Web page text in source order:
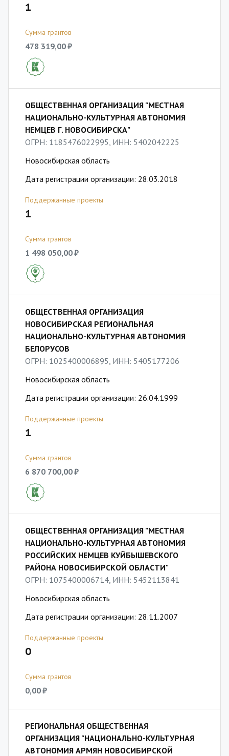
1
Сумма грантов
478 319,00 ₽
ОБЩЕСТВЕННАЯ ОРГАНИЗАЦИЯ "МЕСТНАЯ
НАЦИОНАЛЬНО-КУЛЬТУРНАЯ АВТОНОМИЯ
НЕМЦЕВ Г. НОВОСИБИРСКА"
ОГРН: 1185476022995, ИНН: 5402042225
Новосибирская область
Дата регистрации организации: 28.03.2018
Поддержанные проекты
1
Сумма грантов
1 498 050,00 ₽
ОБЩЕСТВЕННАЯ ОРГАНИЗАЦИЯ
НОВОСИБИРСКАЯ РЕГИОНАЛЬНАЯ
НАЦИОНАЛЬНО-КУЛЬТУРНАЯ АВТОНОМИЯ
БЕЛОРУСОВ
ОГРН: 1025400006895, ИНН: 5405177206
Новосибирская область
Дата регистрации организации: 26.04.1999
Поддержанные проекты
1
Сумма грантов
6 870 700,00 ₽
ОБЩЕСТВЕННАЯ ОРГАНИЗАЦИЯ "МЕСТНАЯ
НАЦИОНАЛЬНО-КУЛЬТУРНАЯ АВТОНОМИЯ
РОССИЙСКИХ НЕМЦЕВ КУЙБЫШЕВСКОГО
РАЙОНА НОВОСИБИРСКОЙ ОБЛАСТИ"
ОГРН: 1075400006714, ИНН: 5452113841
Новосибирская область
Дата регистрации организации: 28.11.2007
Поддержанные проекты
0
Сумма грантов
0,00 ₽
РЕГИОНАЛЬНАЯ ОБЩЕСТВЕННАЯ
ОРГАНИЗАЦИЯ "НАЦИОНАЛЬНО-КУЛЬТУРНАЯ
АВТОНОМИЯ АРМЯН НОВОСИБИРСКОЙ